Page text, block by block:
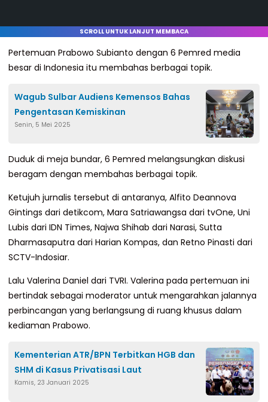
SCROLL UNTUK LANJUT MEMBACA
Pertemuan Prabowo Subianto dengan 6 Pemred media
besar di Indonesia itu membahas berbagai topik.
Wagub Sulbar Audiens Kemensos Bahas
Pengentasan Kemiskinan
Senin, 5 Mei 2025
Duduk di meja bundar, 6 Pemred melangsungkan diskusi
beragam dengan membahas berbagai topik.
Ketujuh jurnalis tersebut di antaranya, Alfito Deannova
Gintings dari detikcom, Mara Satriawangsa dari tvOne, Uni
Lubis dari IDN Times, Najwa Shihab dari Narasi, Sutta
Dharmasaputra dari Harian Kompas, dan Retno Pinasti dari
SCTV-Indosiar.
Lalu Valerina Daniel dari TVRI. Valerina pada pertemuan ini
bertindak sebagai moderator untuk mengarahkan jalannya
perbincangan yang berlangsung di ruang khusus dalam
kediaman Prabowo.
Kementerian ATR/BPN Terbitkan HGB dan
SHM di Kasus Privatisasi Laut
Kamis, 23 Januari 2025